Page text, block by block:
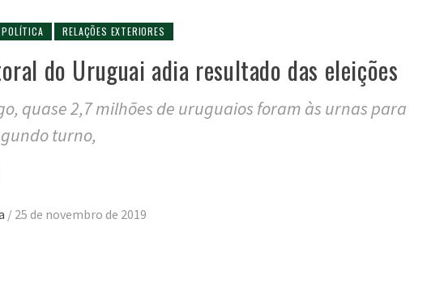
POLÍTICA RELAÇÕES EXTERIORES
do Uruguai adia resultado das eleições
quase 2,7 milhões de uruguaios foram às urnas para
turno,
/ 25 de novembro de 2019